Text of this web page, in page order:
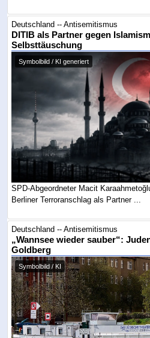
Deutschland -- Antisemitismus
DITIB als Partner gegen
Selbsttäuschung
Symbolbild / KI generiert
SPD-Abgeordneter Macit
Berliner Terroranschlag als Partner ...
Deutschland -- Antisemitismus
„Wannsee wieder sauber“:
Goldberg
Symbolbild / KI